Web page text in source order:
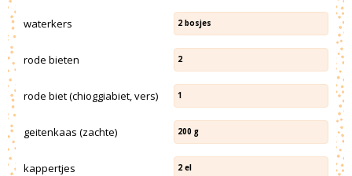
waterkers 2 bosjes
rode bieten 2
rode biet (chioggiabiet, vers) 1
geitenkaas (zachte) 200 g
kappertjes 2 el